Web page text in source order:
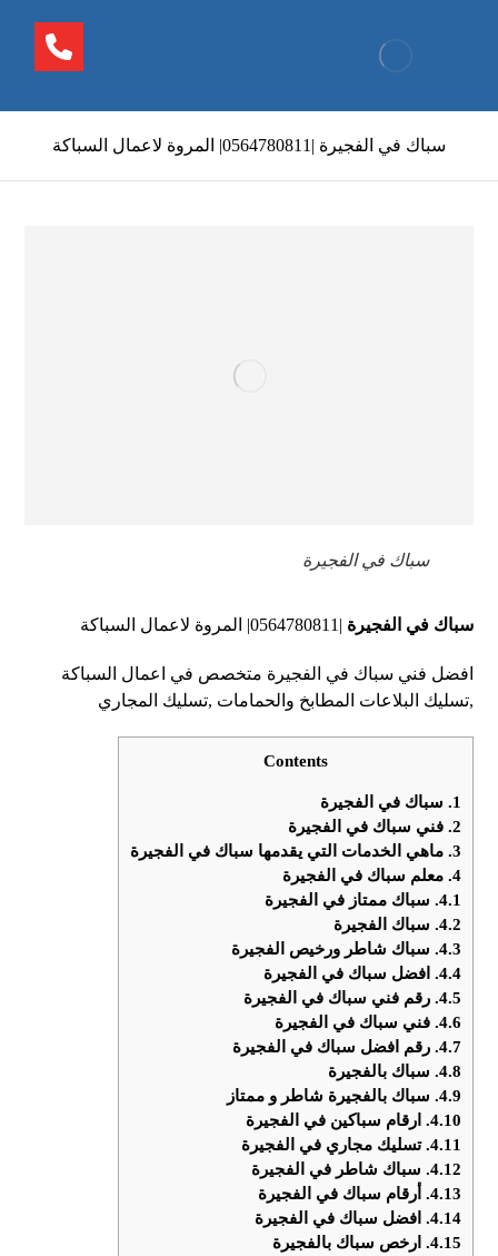
سباك في الفجيرة |0564780811| المروة لاعمال السباكة
سباك في الفجيرة
سباك في الفجيرة |0564780811| المروة لاعمال السباكة
افضل فني سباك في الفجيرة متخصص في اعمال السباكة
,تسليك البلاعات المطابخ والحمامات ,تسليك المجاري
Contents
1. سباك في الفجيرة
2. فني سباك في الفجيرة
3. ماهي الخدمات التي يقدمها سباك في الفجيرة
4. معلم سباك في الفجيرة
4.1. سباك ممتاز في الفجيرة
4.2. سباك الفجيرة
4.3. سباك شاطر ورخيص الفجيرة
4.4.
افضل سباك في الفجيرة
4.5. رقم فني سباك في الفجيرة
4.6. فني سباك في الفجيرة
4.7. رقم افضل سباك في الفجيرة
4.8. سباك بالفجيرة
4.9. سباك بالفجيرة شاطر و ممتاز
4.10.
ارقام سباكين في الفجيرة
4.11. تسليك مجاري في الفجيرة
4.12. سباك شاطر في الفجيرة
4.13. أرقام سباك في الفجيرة
4.14.
افضل سباك في الفجيرة
4.15.
ارخص سباك بالفجيرة